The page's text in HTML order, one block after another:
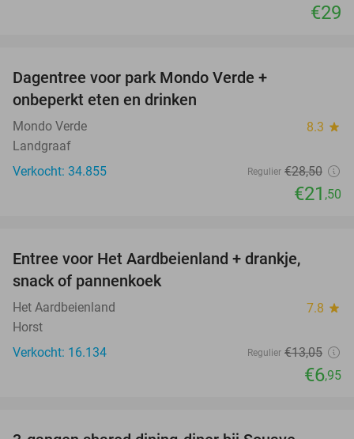
€29
Dagentree voor park Mondo Verde +
onbeperkt eten en drinken
Mondo Verde 8.3 star
Landgraaf
Verkocht: 34.855
Regulier €28,50
€21 ,50
Entree voor Het Aardbeienland + drankje,
snack of pannenkoek
Het Aardbeienland 7.8 star
Horst
Verkocht: 16.134
Regulier €13,05
€6,95